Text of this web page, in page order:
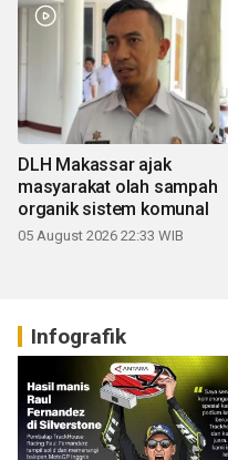
DLH Makassar ajak
masyarakat olah sampah
organik sistem komunal
05 August 2026 22:33 WIB
Infografik